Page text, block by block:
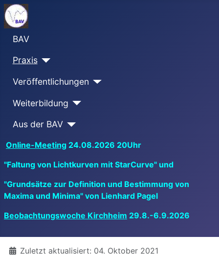
BAV
Praxis
Veröffentlichungen
Weiterbildung
Aus der BAV
Online-Meeting 24.08.2026 20Uhr
"Faltung von Lichtkurven mit StarCurve" und
"Grundsätze zur Definition und Bestimmung von
Maxima und Minima" von Lienhard Pagel
Beobachtungswoche Kirchheim 29.8.-6.9.2026
DetailsZuletzt aktualisiert: 04. Oktober 2021